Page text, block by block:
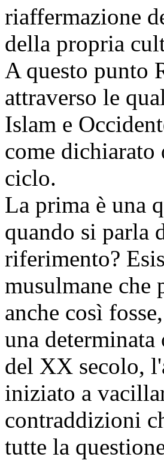
riaffermazione
della propria
A questo punto
attraverso le
Islam e
come dichiarato
ciclo.
La prima è una
quando si parla
riferimento?
musulmane che
anche così
una
del XX secolo,
iniziato a
contraddizioni
tutte la